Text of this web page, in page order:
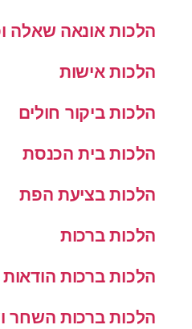
הלכות אונאה שאלה
הלכות אישות
הלכות ביקור חולים
הלכות בית הכנסת
הלכות בציעת הפת
הלכות ברכות
הלכות ברכות הודאות
הלכות ברכות השחר